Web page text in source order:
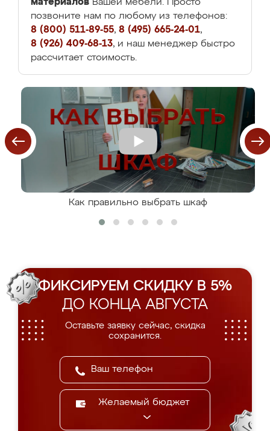
Вашей мебели. Просто
позвоните нам по любому из телефонов:
8 (800) 511-89-55, 8 (495) 665-24-01,
8 (926) 409-68-13, и наш менеджер быстро
рассчитает стоимость.
Как правильно выбрать шкаф
ФИКСИРУЕМ СКИДКУ В 5%
ДО КОНЦА АВГУСТА
Оставьте заявку сейчас, скидка
сохранится.
Желаемый бюджет